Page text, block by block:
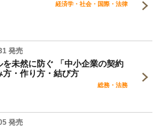
経済学・社会・国際・法律
発売
を未然に防ぐ 「中小企業の契約
方・作り方・結び方
総務・法務
発売